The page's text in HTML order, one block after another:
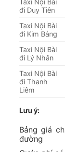
Đội ngũ tài
năm sẵn
gian.
Mức giá
khi sử dụng
loại xe,
đến khách
nào ngoài
Các dòng
dưỡng, bảo